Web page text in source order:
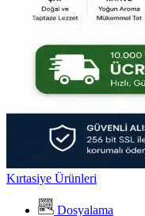
Kırtasiye Ürünleri
Dosyalama